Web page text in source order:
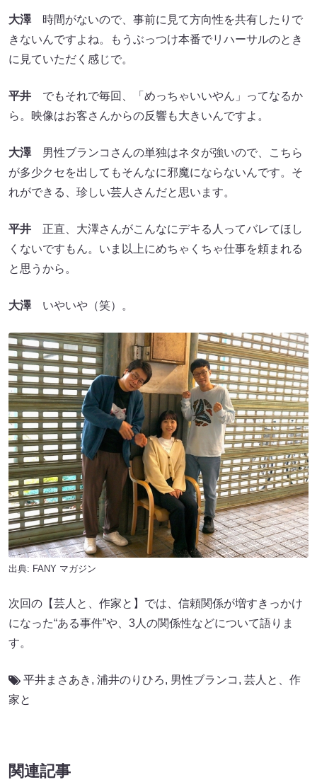
大澤時間がないので、事前に見て方向性を共有したりで
きないんですよね。もうぶっつけ本番でリハーサルのとき
に見ていただく感じで。
平井 でもそれで毎回、「めっちゃいいやん」ってなるか
ら。映像はお客さんからの反響も大きいんですよ。
大澤男性ブランコさんの単独はネタが強いので、こちら
が多少クセを出してもそんなに邪魔にならないんです。そ
れができる、珍しい芸人さんだと思います。
平井 正直、大澤さんがこんなにデキる人ってバレてほし
くないですもん。いま以上にめちゃくちゃ仕事を頼まれる
と思うから。
大澤いやいや（笑）。
出典: FANY マガジン
次回の【芸人と、作家と】では、信頼関係が増すきっかけ
になった“ある事件”や、3人の関係性などについて語りま
す。
平井まさあき , 浦井のりひろ, 男性ブランコ , 芸人と、作
家と
関連記事